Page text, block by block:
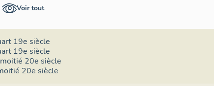
Voir tout
19e siècle
19e siècle
20e siècle
20e siècle